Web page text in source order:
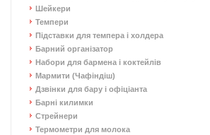
Шейкери
Темпери
Підставки для темпера і холдера
Барний організатор
Набори для бармена і коктейлів
Мармити (Чафіндіш)
Дзвінки для бару і офіціанта
Барні килимки
Стрейнери
Термометри для молока